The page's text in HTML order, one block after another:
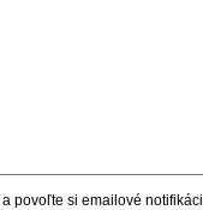
a povoľte si emailové